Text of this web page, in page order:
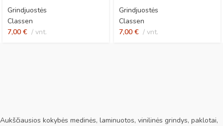
Grindjuostės
Classen
7,00 € vnt.
Grindjuostės
Classen
7,00 € vnt.
Aukščiausios kokybės medinės, laminuotos, vinilinės grindys, paklotai,